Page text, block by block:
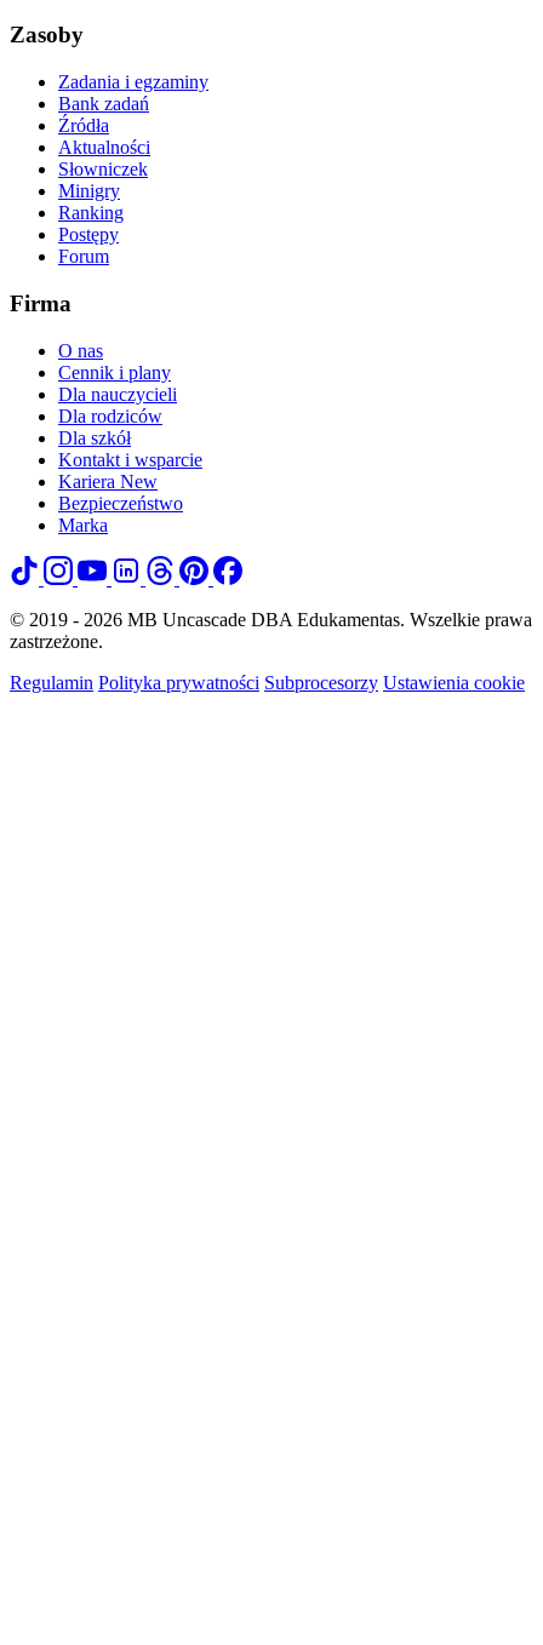
Zasoby
Zadania i egzaminy
Bank zadań
Źródła
Aktualności
Słowniczek
Minigry
Ranking
Postępy
Forum
Firma
O nas
Cennik i plany
Dla nauczycieli
Dla rodziców
Dla szkół
Kontakt i wsparcie
Kariera New
Bezpieczeństwo
Marka
© 2019 - 2026 MB Uncascade DBA Edukamentas. Wszelkie prawa
zastrzeżone.
Regulamin Polityka prywatności Subprocesorzy Ustawienia cookie